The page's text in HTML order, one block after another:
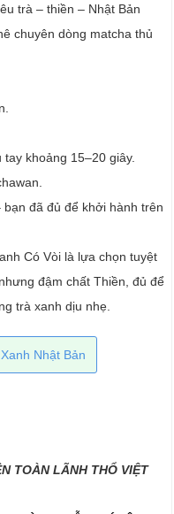
trà – thiền – Nhật Bản
chuyên dòng matcha thủ
khoảng 15–20 giây.
bạn đã đủ để khởi hành trên
Có Vòi là lựa chọn tuyệt
đậm chất Thiền, đủ để
trà xanh dịu nhẹ.
Nhật Bản
TOÀN LÃNH THỔ VIỆT